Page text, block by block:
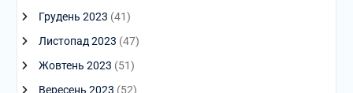
Грудень 2023 (41)
Листопад 2023 (47)
Жовтень 2023 (51)
Вересень 2023 (52)